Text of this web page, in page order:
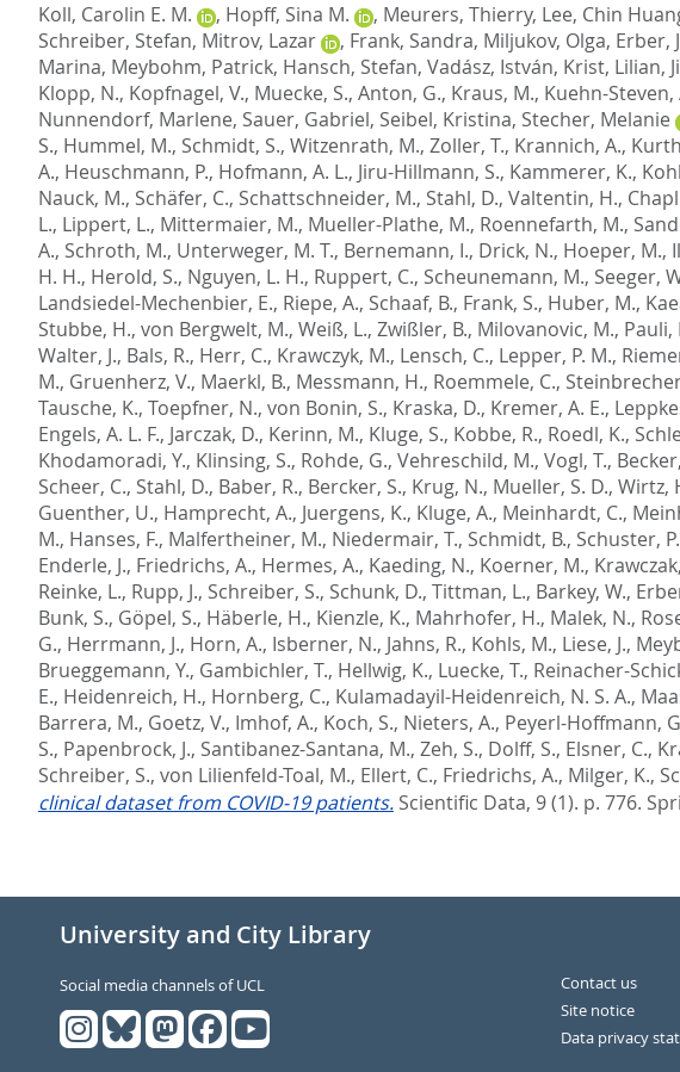
Koll, Carolin E. M.
, Hopff, Sina M. , Meurers, Thierry, Lee, Chin
Schreiber, Stefan, Mitrov, Lazar , Frank, Sandra, Miljukov, Olga, Erber,
Marina, Meybohm, Patrick, Hansch, Stefan, Vadász, István, Krist, Lilian,
Klopp, N., Kopfnagel, V., Muecke, S., Anton, G., Kraus, M., Kuehn-Steven,
Nunnendorf, Marlene, Sauer, Gabriel, Seibel, Kristina, Stecher, Melanie
S., Hummel, M., Schmidt, S., Witzenrath, M., Zoller, T., Krannich, A.,
A., Heuschmann, P., Hofmann, A. L., Jiru-Hillmann, S., Kammerer, K.,
Nauck, M., Schäfer, C., Schattschneider, M., Stahl, D., Valtentin, H.,
L., Lippert, L., Mittermaier, M., Mueller-Plathe, M., Roennefarth, M.,
A., Schroth, M., Unterweger, M. T., Bernemann, I., Drick, N., Hoeper, M.,
H. H., Herold, S., Nguyen, L. H., Ruppert, C., Scheunemann, M., Seeger,
Landsiedel-Mechenbier, E., Riepe, A., Schaaf, B., Frank, S., Huber, M.,
Stubbe, H., von Bergwelt, M., Weiß, L., Zwißler, B., Milovanovic, M., Pauli,
Walter, J., Bals, R., Herr, C., Krawczyk, M., Lensch, C., Lepper, P. M.,
M., Gruenherz, V., Maerkl, B., Messmann, H., Roemmele, C.,
Tausche, K., Toepfner, N., von Bonin, S., Kraska, D., Kremer, A. E.,
Engels, A. L. F., Jarczak, D., Kerinn, M., Kluge, S., Kobbe, R., Roedl, K.,
Khodamoradi, Y., Klinsing, S., Rohde, G., Vehreschild, M., Vogl, T.,
Scheer, C., Stahl, D., Baber, R., Bercker, S., Krug, N., Mueller, S. D., Wirtz,
Guenther, U., Hamprecht, A., Juergens, K., Kluge, A., Meinhardt, C.,
M., Hanses, F., Malfertheiner, M., Niedermair, T., Schmidt, B., Schuster, P.
Enderle, J., Friedrichs, A., Hermes, A., Kaeding, N., Koerner, M.,
Reinke, L., Rupp, J., Schreiber, S., Schunk, D., Tittman, L., Barkey, W.,
Bunk, S., Göpel, S., Häberle, H., Kienzle, K., Mahrhofer, H., Malek, N.,
G., Herrmann, J., Horn, A., Isberner, N., Jahns, R., Kohls, M., Liese, J.,
Brueggemann, Y., Gambichler, T., Hellwig, K., Luecke, T., Reinacher-
E., Heidenreich, H., Hornberg, C., Kulamadayil-Heidenreich, N. S. A.,
Barrera, M., Goetz, V., Imhof, A., Koch, S., Nieters, A., Peyerl-Hoffmann,
S., Papenbrock, J., Santibanez-Santana, M., Zeh, S., Dolff, S., Elsner, C.,
Schreiber, S., von Lilienfeld-Toal, M., Ellert, C., Friedrichs, A., Milger, K.,
clinical dataset from COVID-19 patients. Scientific Data, 9 (1). p. 776.
University and City Library
Social media channels of UCL
Contact us
Site notice
Data privacy